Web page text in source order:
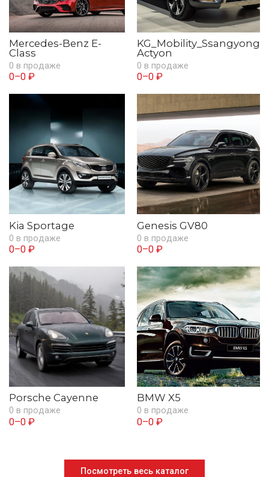
Mercedes-Benz E-
Class
0 в продаже
0–0 ₽
KG_Mobility_Ssangyong
Actyon
0 в продаже
0–0 ₽
Kia Sportage
0 в продаже
0–0 ₽
Genesis GV80
0 в продаже
0–0 ₽
Porsche Cayenne
0 в продаже
0–0 ₽
BMW X5
0 в продаже
0–0 ₽
Посмотреть весь каталог